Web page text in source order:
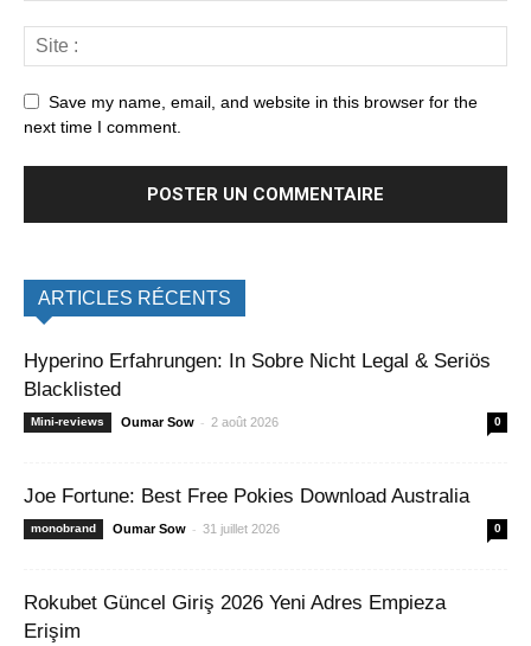
Save my name, email, and website in this browser for the
next time I comment.
ARTICLES RÉCENTS
Hyperino Erfahrungen: In Sobre Nicht Legal & Seriös
Blacklisted
Mini-reviews Oumar Sow - 2 août 2026 0
Joe Fortune: Best Free Pokies Download Australia
monobrand Oumar Sow - 31 juillet 2026 0
Rokubet Güncel Giriş 2026 Yeni Adres Empieza
Erişim